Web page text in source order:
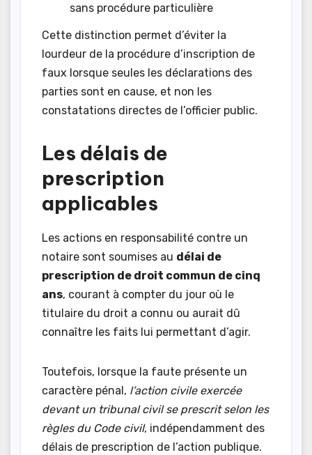
sans procédure particulière
Cette distinction permet d’éviter la
lourdeur de la procédure d’inscription de
faux lorsque seules les déclarations des
parties sont en cause, et non les
constatations directes de l’officier public.
Les délais de
prescription
applicables
Les actions en responsabilité contre un
notaire sont soumises au délai de
prescription de droit commun de cinq
ans, courant à compter du jour où le
titulaire du droit a connu ou aurait dû
connaître les faits lui permettant d’agir.
Toutefois, lorsque la faute présente un
caractère pénal, l’action civile exercée
devant un tribunal civil se prescrit selon les
règles du Code civil, indépendamment des
délais de prescription de l’action publique.